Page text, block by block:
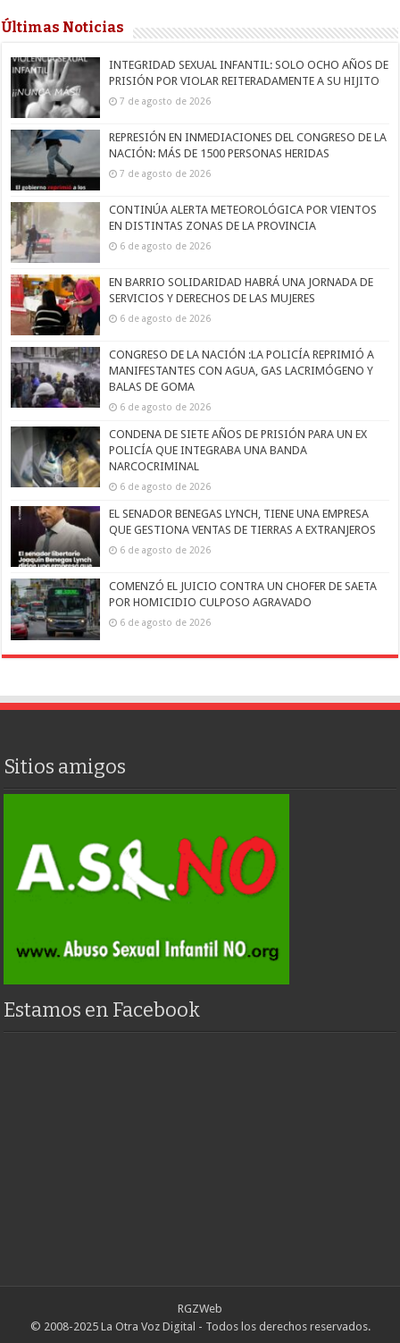
Últimas Noticias
INTEGRIDAD SEXUAL INFANTIL: SOLO OCHO AÑOS DE
PRISIÓN POR VIOLAR REITERADAMENTE A SU HIJITO
7 de agosto de 2026
REPRESIÓN EN INMEDIACIONES DEL CONGRESO DE LA
NACIÓN: MÁS DE 1500 PERSONAS HERIDAS
7 de agosto de 2026
CONTINÚA ALERTA METEOROLÓGICA POR VIENTOS
EN DISTINTAS ZONAS DE LA PROVINCIA
6 de agosto de 2026
EN BARRIO SOLIDARIDAD HABRÁ UNA JORNADA DE
SERVICIOS Y DERECHOS DE LAS MUJERES
6 de agosto de 2026
CONGRESO DE LA NACIÓN :LA POLICÍA REPRIMIÓ A
MANIFESTANTES CON AGUA, GAS LACRIMÓGENO Y
BALAS DE GOMA
6 de agosto de 2026
CONDENA DE SIETE AÑOS DE PRISIÓN PARA UN EX
POLICÍA QUE INTEGRABA UNA BANDA
NARCOCRIMINAL
6 de agosto de 2026
EL SENADOR BENEGAS LYNCH, TIENE UNA EMPRESA
QUE GESTIONA VENTAS DE TIERRAS A EXTRANJEROS
6 de agosto de 2026
COMENZÓ EL JUICIO CONTRA UN CHOFER DE SAETA
POR HOMICIDIO CULPOSO AGRAVADO
6 de agosto de 2026
Sitios amigos
Estamos en Facebook
RGZWeb
© 2008-2025 La Otra Voz Digital - Todos los derechos reservados.